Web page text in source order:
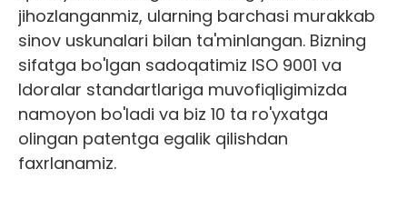
jihozlanganmiz, ularning barchasi murakkab
sinov uskunalari bilan ta'minlangan. Bizning
sifatga bo'lgan sadoqatimiz ISO 9001 va
Idoralar standartlariga muvofiqligimizda
namoyon bo'ladi va biz 10 ta ro'yxatga
olingan patentga egalik qilishdan
faxrlanamiz.